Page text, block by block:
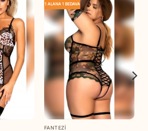
1 ALANA 1 BEDAVA
FANTEZI